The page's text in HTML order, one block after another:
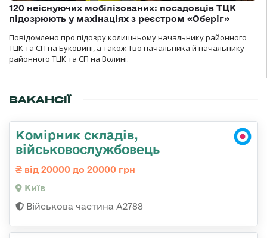
120 неіснуючих мобілізованих: посадовців ТЦК
підозрюють у махінаціях з реєстром «Оберіг»
Повідомлено про підозру колишньому начальнику районного
ТЦК та СП на Буковині, а також Тво начальника й начальнику
районного ТЦК та СП на Волині.
ВАКАНСІЇ
Комірник складів,
військовослужбовець
від 20000 до 20000 грн
Київ
Військова частина А2788